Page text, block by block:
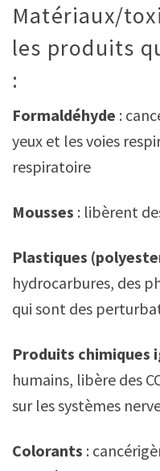
Matériaux/
les produits
:
Formaldéhyde :
yeux et les voies
respiratoire
Mousses : libèrent
Plastiques
hydrocarbures, des
qui sont des
Produits chimiques
humains, libère des
sur les systèmes
Colorants :